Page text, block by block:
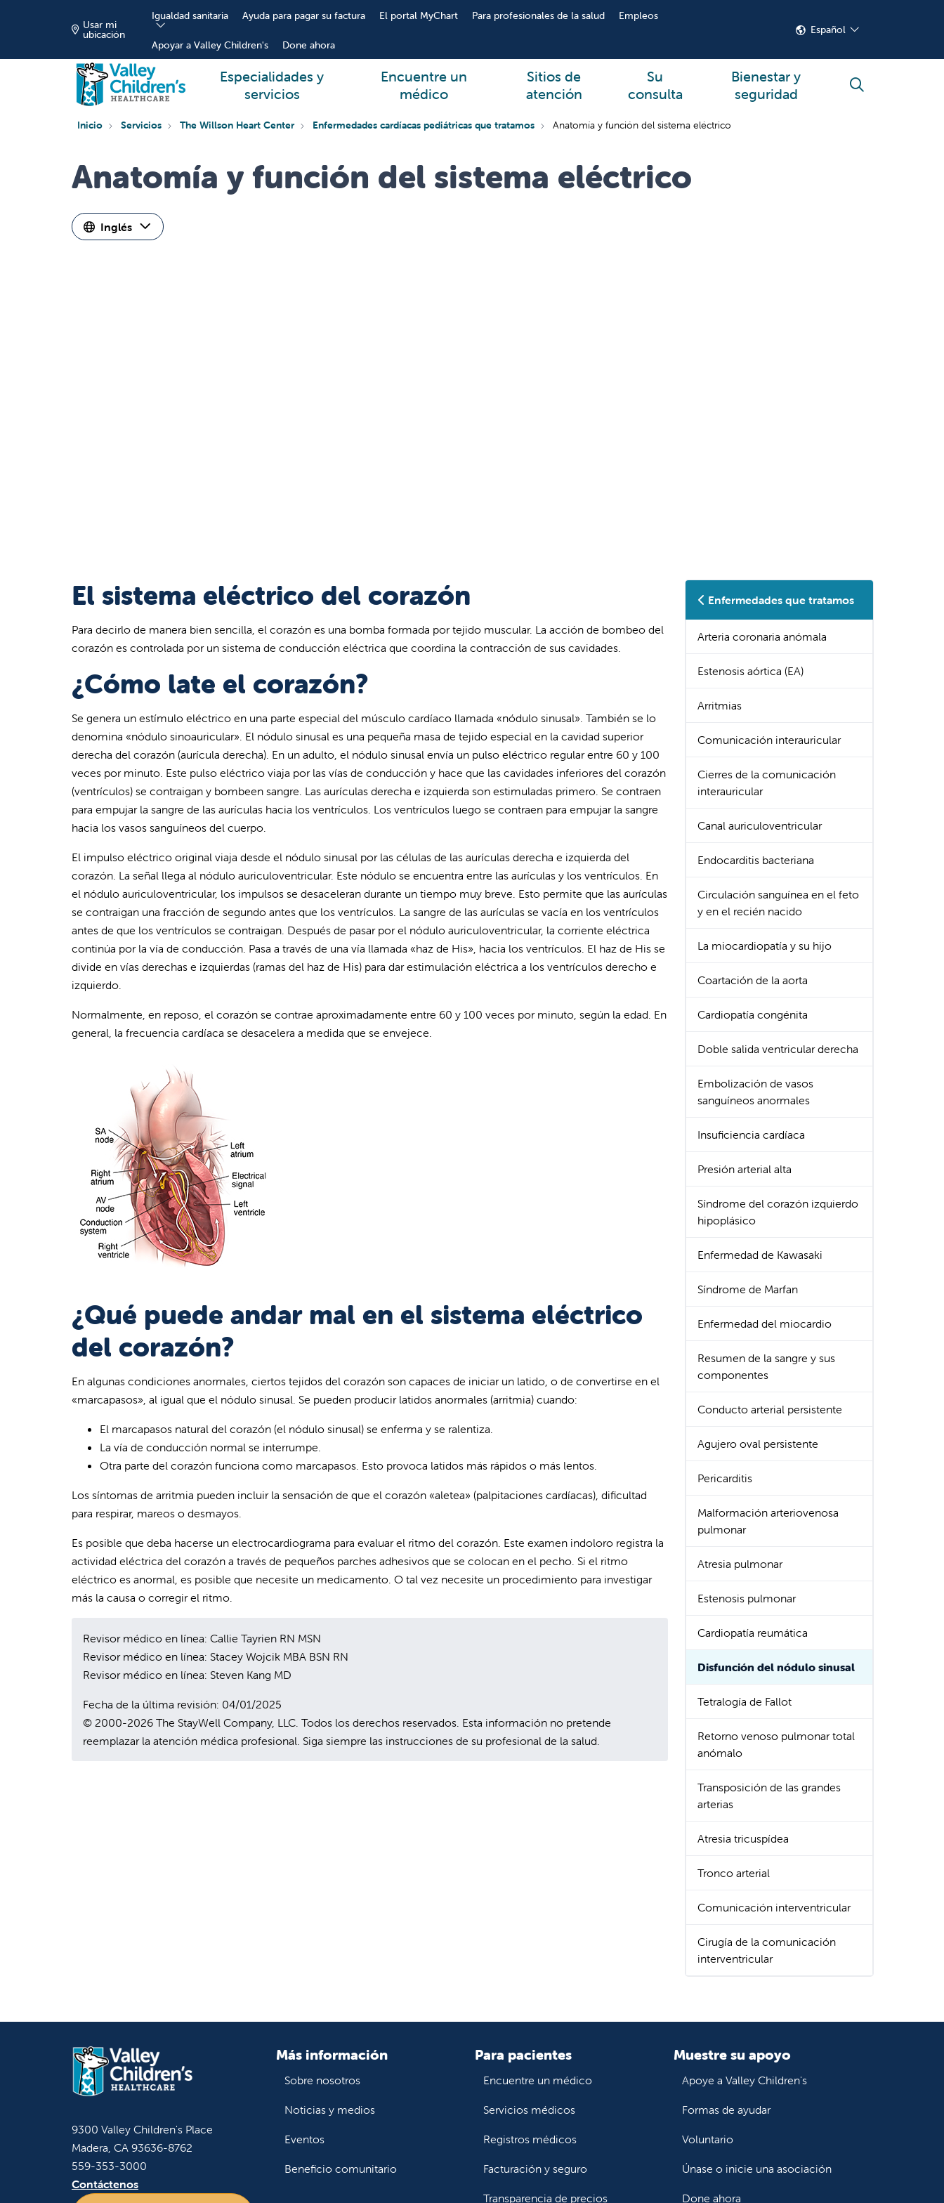
Usar mi
ubicación
Igualdad sanitaria Ayuda para pagar su factura El portal MyChart Para profesionales de la salud Empleos
Apoyar a Valley Children's Done ahora
Español
Especialidades y
servicios
Encuentre un
médico
Sitios de
atención
Su
consulta
Bienestar y
seguridad
buscar
Inicio Servicios The Willson Heart Center Enfermedades cardíacas pediátricas que tratamos Anatomía y función del sistema eléctrico
Anatomía y función del sistema eléctrico
Inglés
El sistema eléctrico del corazón
Para decirlo de manera bien sencilla, el corazón es una bomba formada por tejido muscular. La acción de bombeo del
corazón es controlada por un sistema de conducción eléctrica que coordina la contracción de sus cavidades.
¿Cómo late el corazón?
Se genera un estímulo eléctrico en una parte especial del músculo cardíaco llamada «nódulo sinusal». También se lo
denomina «nódulo sinoauricular». El nódulo sinusal es una pequeña masa de tejido especial en la cavidad superior
derecha del corazón (aurícula derecha). En un adulto, el nódulo sinusal envía un pulso eléctrico regular entre 60 y 100
veces por minuto. Este pulso eléctrico viaja por las vías de conducción y hace que las cavidades inferiores del corazón
(ventrículos) se contraigan y bombeen sangre. Las aurículas derecha e izquierda son estimuladas primero. Se contraen
para empujar la sangre de las aurículas hacia los ventrículos. Los ventrículos luego se contraen para empujar la sangre
hacia los vasos sanguíneos del cuerpo.
El impulso eléctrico original viaja desde el nódulo sinusal por las células de las aurículas derecha e izquierda del
corazón. La señal llega al nódulo auriculoventricular. Este nódulo se encuentra entre las aurículas y los ventrículos. En
el nódulo auriculoventricular, los impulsos se desaceleran durante un tiempo muy breve. Esto permite que las aurículas
se contraigan una fracción de segundo antes que los ventrículos. La sangre de las aurículas se vacía en los ventrículos
antes de que los ventrículos se contraigan. Después de pasar por el nódulo auriculoventricular, la corriente eléctrica
continúa por la vía de conducción. Pasa a través de una vía llamada «haz de His», hacia los ventrículos. El haz de His se
divide en vías derechas e izquierdas (ramas del haz de His) para dar estimulación eléctrica a los ventrículos derecho e
izquierdo.
Normalmente, en reposo, el corazón se contrae aproximadamente entre 60 y 100 veces por minuto, según la edad. En
general, la frecuencia cardíaca se desacelera a medida que se envejece.
¿Qué puede andar mal en el sistema eléctrico
del corazón?
En algunas condiciones anormales, ciertos tejidos del corazón son capaces de iniciar un latido, o de convertirse en el
«marcapasos», al igual que el nódulo sinusal. Se pueden producir latidos anormales (arritmia) cuando:
El marcapasos natural del corazón (el nódulo sinusal) se enferma y se ralentiza.
La vía de conducción normal se interrumpe.
Otra parte del corazón funciona como marcapasos. Esto provoca latidos más rápidos o más lentos.
Los síntomas de arritmia pueden incluir la sensación de que el corazón «aletea» (palpitaciones cardíacas), dificultad
para respirar, mareos o desmayos.
Es posible que deba hacerse un electrocardiograma para evaluar el ritmo del corazón. Este examen indoloro registra la
actividad eléctrica del corazón a través de pequeños parches adhesivos que se colocan en el pecho. Si el ritmo
eléctrico es anormal, es posible que necesite un medicamento. O tal vez necesite un procedimiento para investigar
más la causa o corregir el ritmo.
Revisor médico en línea: Callie Tayrien RN MSN
Revisor médico en línea: Stacey Wojcik MBA BSN RN
Revisor médico en línea: Steven Kang MD
Fecha de la última revisión: 04/01/2025
© 2000-2026 The StayWell Company, LLC. Todos los derechos reservados. Esta información no pretende
reemplazar la atención médica profesional. Siga siempre las instrucciones de su profesional de la salud.
Enfermedades que tratamos
Arteria coronaria anómala
Estenosis aórtica (EA)
Arritmias
Comunicación interauricular
Cierres de la comunicación
interauricular
Canal auriculoventricular
Endocarditis bacteriana
Circulación sanguínea en el feto
y en el recién nacido
La miocardiopatía y su hijo
Coartación de la aorta
Cardiopatía congénita
Doble salida ventricular derecha
Embolización de vasos
sanguíneos anormales
Insuficiencia cardíaca
Presión arterial alta
Síndrome del corazón izquierdo
hipoplásico
Enfermedad de Kawasaki
Síndrome de Marfan
Enfermedad del miocardio
Resumen de la sangre y sus
componentes
Conducto arterial persistente
Agujero oval persistente
Pericarditis
Malformación arteriovenosa
pulmonar
Atresia pulmonar
Estenosis pulmonar
Cardiopatía reumática
Disfunción del nódulo sinusal
Tetralogía de Fallot
Retorno venoso pulmonar total
anómalo
Transposición de las grandes
arterias
Atresia tricuspídea
Tronco arterial
Comunicación interventricular
Cirugía de la comunicación
interventricular
9300 Valley Children's Place
Madera, CA 93636-8762
559-353-3000
Contáctenos
Más información
Sobre nosotros
Noticias y medios
Eventos
Beneficio comunitario
Para pacientes
Encuentre un médico
Servicios médicos
Registros médicos
Facturación y seguro
Transparencia de precios
Muestre su apoyo
Apoye a Valley Children's
Formas de ayudar
Voluntario
Únase o inicie una asociación
Done ahora